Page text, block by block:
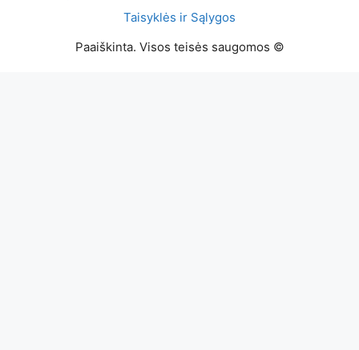
Taisyklės ir Sąlygos
Paaiškinta. Visos teisės saugomos ©